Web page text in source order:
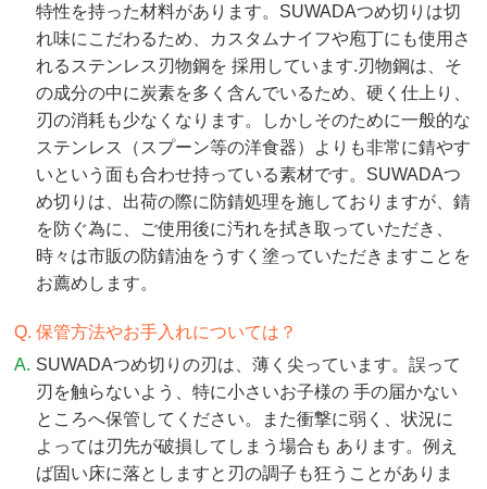
特性を持った材料があります。SUWADAつめ切りは切
れ味にこだわるため、カスタムナイフや庖丁にも使用さ
れるステンレス刃物鋼を 採用しています.刃物鋼は、そ
の成分の中に炭素を多く含んでいるため、硬く仕上り、
刃の消耗も少なくなります。しかしそのために一般的な
ステンレス（スプーン等の洋食器）よりも非常に錆やす
いという面も合わせ持っている素材です。SUWADAつ
め切りは、出荷の際に防錆処理を施しておりますが、錆
を防ぐ為に、ご使用後に汚れを拭き取っていただき、
時々は市販の防錆油をうすく塗っていただきますことを
お薦めします。
保管方法やお手入れについては？
SUWADAつめ切りの刃は、薄く尖っています。誤って
刃を触らないよう、特に小さいお子様の 手の届かない
ところへ保管してください。また衝撃に弱く、状況に
よっては刃先が破損してしまう場合も あります。例え
ば固い床に落としますと刃の調子も狂うことがありま